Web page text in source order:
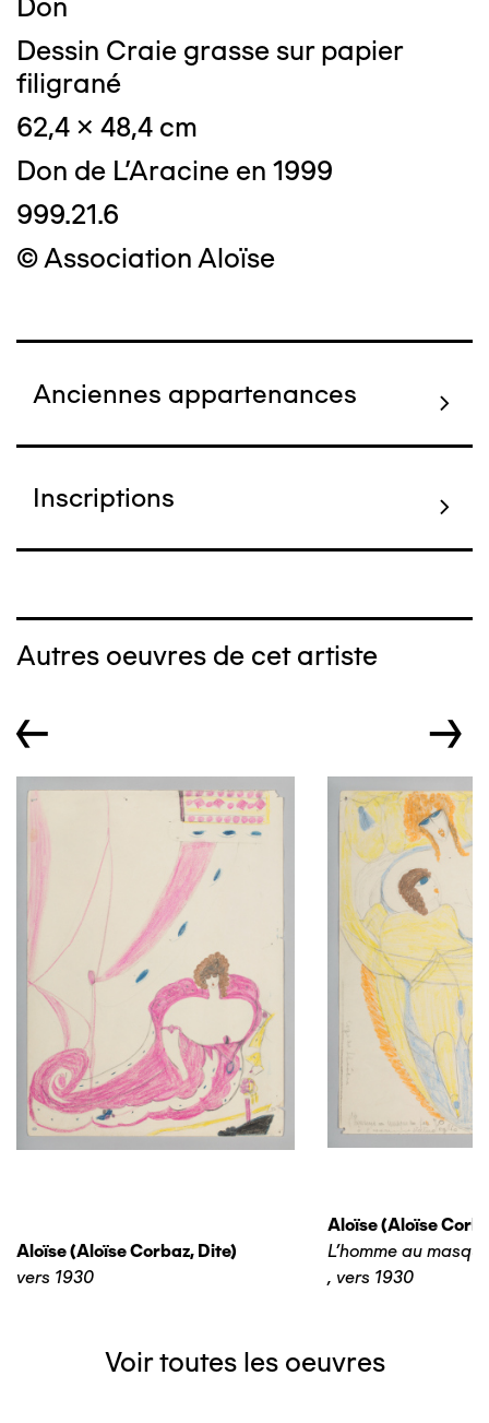
Don
Dessin Craie grasse sur papier
filigrané
62,4 x 48,4 cm
Don de L'Aracine en 1999
999.21.6
© Association Aloïse
Anciennes appartenances
Inscriptions
Autres oeuvres de cet artiste
← →
Aloïse (aloïse Corbaz, Dite)
vers 1930
Aloïse (aloïse
L'homme au
, vers 1930
Voir toutes les oeuvres